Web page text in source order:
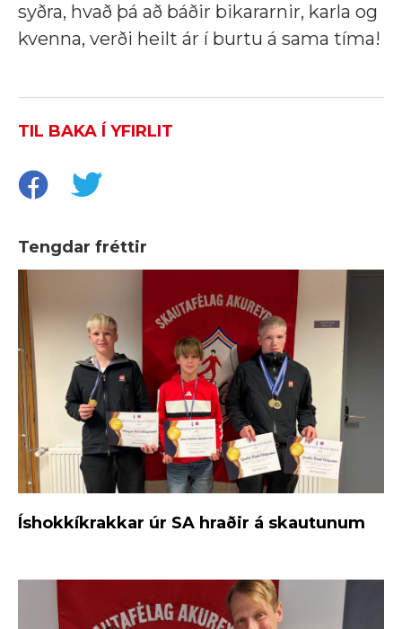
syðra, hvað þá að báðir bikararnir, karla og
kvenna, verði heilt ár í burtu á sama tíma!
TIL BAKA Í YFIRLIT
Tengdar fréttir
Íshokkíkrakkar úr SA hraðir á skautunum